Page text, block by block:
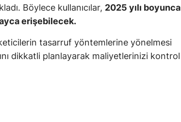
Böylece kullanıcılar, 2025 yılı boyunca
erişebilecek.
tasarruf yöntemlerine yönelmesi
dikkatli planlayarak maliyetlerinizi kontrol